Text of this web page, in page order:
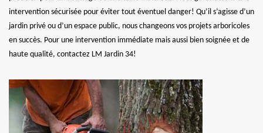
intervention sécurisée pour éviter tout éventuel danger! Qu’il s’agisse d’un
jardin privé ou d’un espace public, nous changeons vos projets arboricoles
en succès. Pour une intervention immédiate mais aussi bien soignée et de
haute qualité, contactez LM Jardin 34!